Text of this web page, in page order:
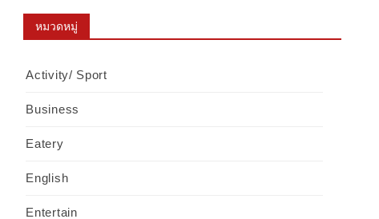
หมวดหมู่
Activity/ Sport
Business
Eatery
English
Entertain